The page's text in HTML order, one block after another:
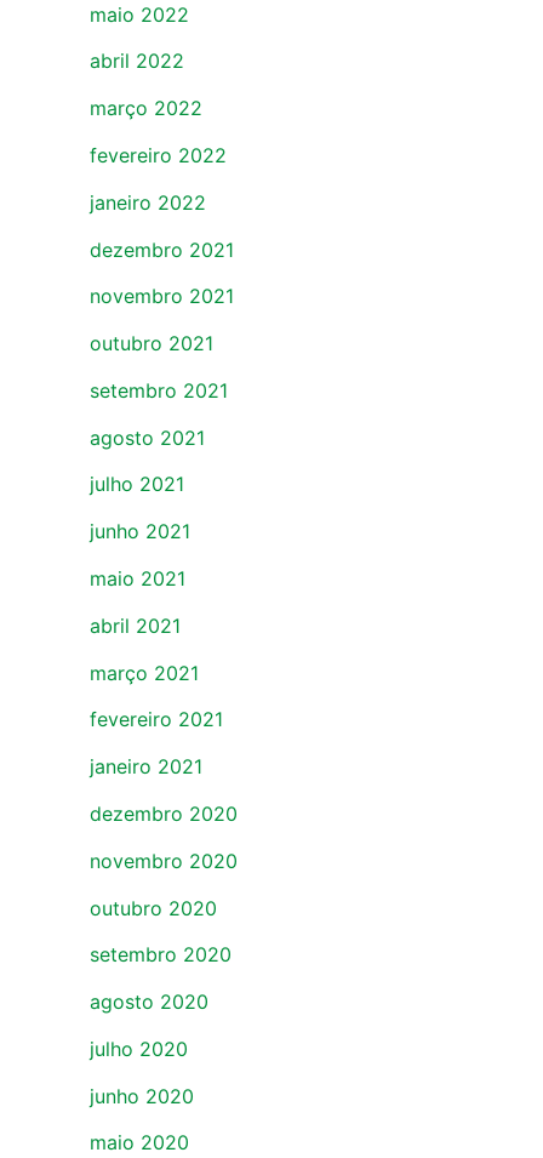
maio 2022
abril 2022
março 2022
fevereiro 2022
janeiro 2022
dezembro 2021
novembro 2021
outubro 2021
setembro 2021
agosto 2021
julho 2021
junho 2021
maio 2021
abril 2021
março 2021
fevereiro 2021
janeiro 2021
dezembro 2020
novembro 2020
outubro 2020
setembro 2020
agosto 2020
julho 2020
junho 2020
maio 2020